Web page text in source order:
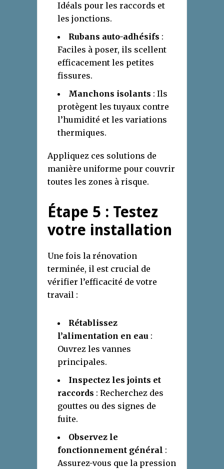
Idéals pour les raccords et
les jonctions.
Rubans auto-adhésifs :
Faciles à poser, ils scellent
efficacement les petites
fissures.
Manchons isolants : Ils
protègent les tuyaux contre
l’humidité et les variations
thermiques.
Appliquez ces solutions de
manière uniforme pour couvrir
toutes les zones à risque.
Étape 5 : Testez
votre installation
Une fois la rénovation
terminée, il est crucial de
vérifier l’efficacité de votre
travail :
Rétablissez
l’alimentation en eau :
Ouvrez les vannes
principales.
Inspectez les joints et
raccords : Recherchez des
gouttes ou des signes de
fuite.
Observez le
fonctionnement général :
Assurez-vous que la pression